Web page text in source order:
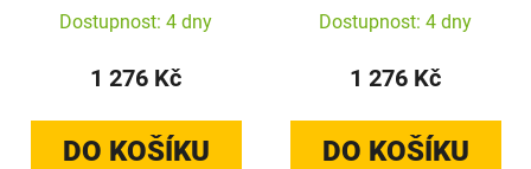
Dostupnost: 4 dny
1 276 Kč
DO KOŠÍKU
Dostupnost: 4 dny
1 276 Kč
DO KOŠÍKU